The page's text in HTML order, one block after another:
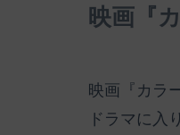
映画『
映画『カラ
ドラマに入